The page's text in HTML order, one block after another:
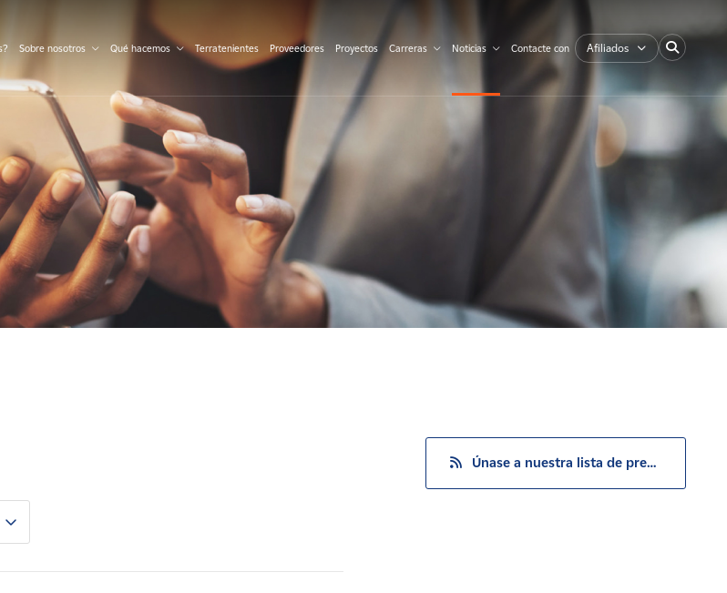
Sobre nosotros Qué hacemos Terratenientes Proveedores Proyectos Carreras Noticias Contacte con Afiliados
Únase a nuestra lista de prensa